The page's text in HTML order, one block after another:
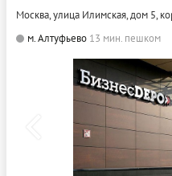
Москва, улица Илимская, дом 5,
м. Алтуфьево 13 мин. пешком